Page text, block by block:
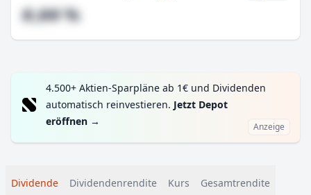
#,## %
4.500+ Aktien-Sparpläne ab 1€ und Dividenden
automatisch reinvestieren. Jetzt Depot
eröffnen → Anzeige
Dividende Dividendenrendite Kurs Gesamtrendite